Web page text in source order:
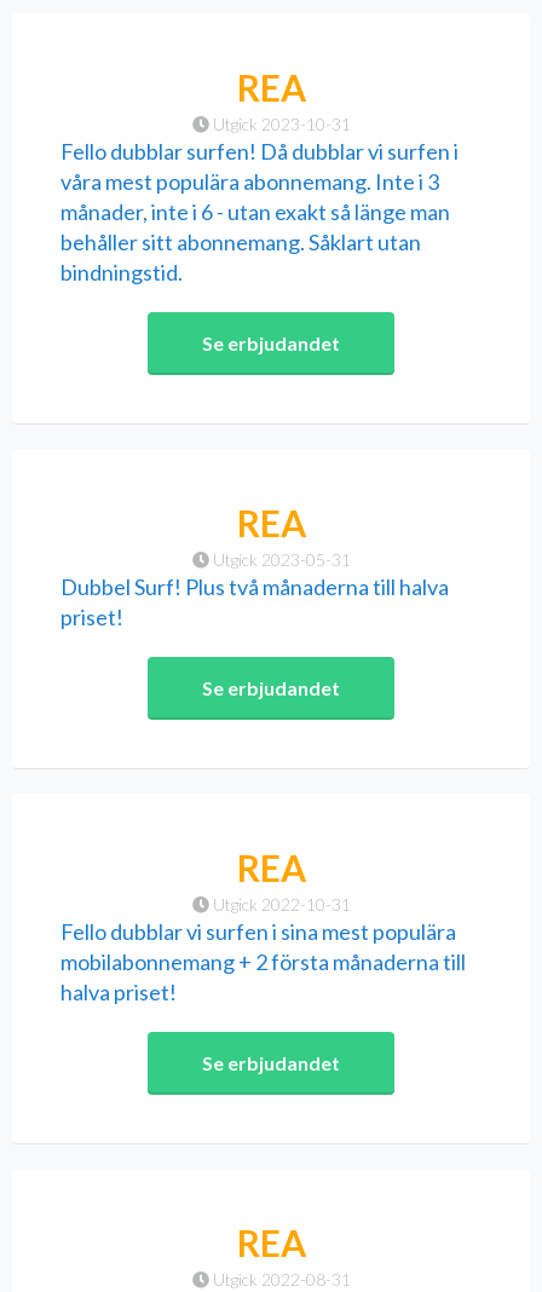
Utgick 2023-10-31
REA
Fello dubblar surfen! Då dubblar vi surfen i
våra mest populära abonnemang. Inte i 3
månader, inte i 6 - utan exakt så länge man
behåller sitt abonnemang. Såklart utan
bindningstid.
Se erbjudandet
Utgick 2023-05-31
REA
Dubbel Surf! Plus två månaderna till halva
priset!
Se erbjudandet
Utgick 2022-10-31
REA
Fello dubblar vi surfen i sina mest populära
mobilabonnemang + 2 första månaderna till
halva priset!
Se erbjudandet
Utgick 2022-08-31
REA